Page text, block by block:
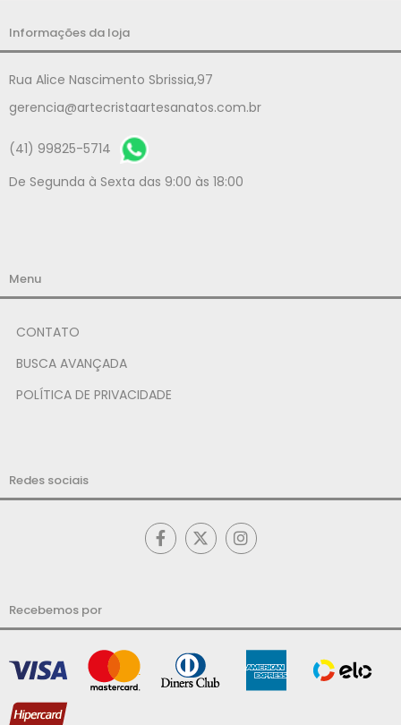
Informações da loja
Rua Alice Nascimento Sbrissia,97
gerencia@artecristaartesanatos.com.br
(41) 99825-5714
De Segunda à Sexta das 9:00 às 18:00
Menu
CONTATO
BUSCA AVANÇADA
POLÍTICA DE PRIVACIDADE
Redes sociais
Recebemos por